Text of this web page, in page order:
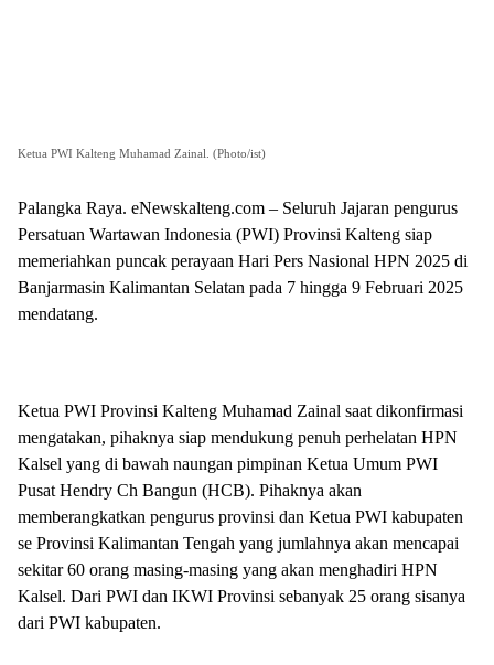
Ketua PWI Kalteng Muhamad Zainal. (Photo/ist)
Palangka Raya. eNewskalteng.com – Seluruh Jajaran pengurus
Persatuan Wartawan Indonesia (PWI) Provinsi Kalteng siap
memeriahkan puncak perayaan Hari Pers Nasional HPN 2025 di
Banjarmasin Kalimantan Selatan pada 7 hingga 9 Februari 2025
mendatang.
Ketua PWI Provinsi Kalteng Muhamad Zainal saat dikonfirmasi
mengatakan, pihaknya siap mendukung penuh perhelatan HPN
Kalsel yang di bawah naungan pimpinan Ketua Umum PWI
Pusat Hendry Ch Bangun (HCB). Pihaknya akan
memberangkatkan pengurus provinsi dan Ketua PWI kabupaten
se Provinsi Kalimantan Tengah yang jumlahnya akan mencapai
sekitar 60 orang masing-masing yang akan menghadiri HPN
Kalsel. Dari PWI dan IKWI Provinsi sebanyak 25 orang sisanya
dari PWI kabupaten.